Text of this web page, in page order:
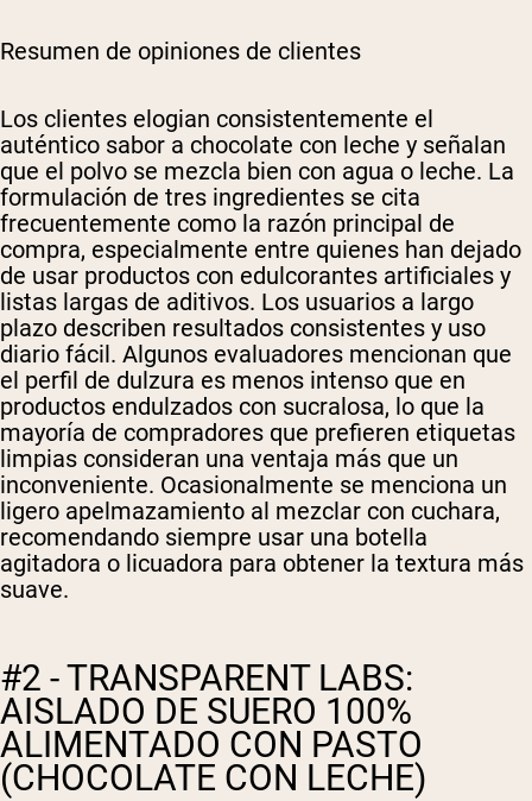
Resumen de opiniones de clientes
Los clientes elogian consistentemente el
auténtico sabor a chocolate con leche y señalan
que el polvo se mezcla bien con agua o leche. La
formulación de tres ingredientes se cita
frecuentemente como la razón principal de
compra, especialmente entre quienes han dejado
de usar productos con edulcorantes artificiales y
listas largas de aditivos. Los usuarios a largo
plazo describen resultados consistentes y uso
diario fácil. Algunos evaluadores mencionan que
el perfil de dulzura es menos intenso que en
productos endulzados con sucralosa, lo que la
mayoría de compradores que prefieren etiquetas
limpias consideran una ventaja más que un
inconveniente. Ocasionalmente se menciona un
ligero apelmazamiento al mezclar con cuchara,
recomendando siempre usar una botella
agitadora o licuadora para obtener la textura más
suave.
#2 - TRANSPARENT LABS:
AISLADO DE SUERO 100%
ALIMENTADO CON PASTO
(CHOCOLATE CON LECHE)